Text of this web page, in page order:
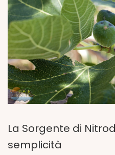
La Sorgente di
semplicità